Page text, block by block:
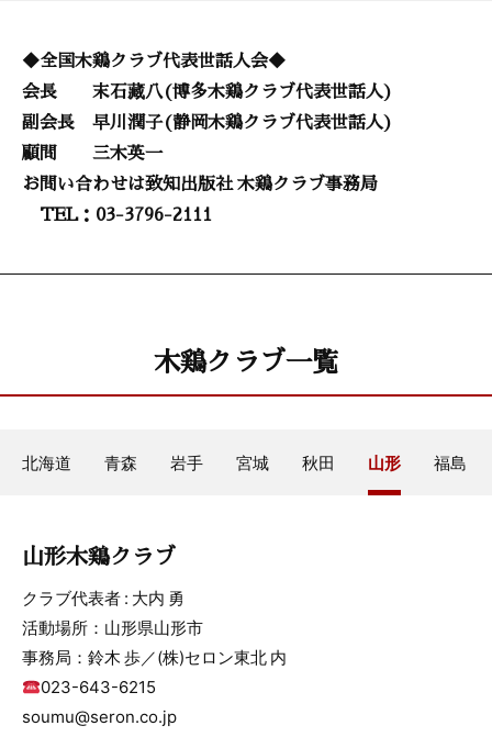
◆全国木鶏クラブ代表世話人会◆
会長 末石藏八(博多木鶏クラブ代表世話人)
副会長 早川潤子(静岡木鶏クラブ代表世話人)
顧問 三木英一
お問い合わせは致知出版社 木鶏クラブ事務局
TEL：03-3796-2111
木鶏クラブ一覧
北海道 青森 岩手 宮城 秋田 山形 福島
山形木鶏クラブ
クラブ代表者 : 大内 勇
活動場所：山形県山形市
事務局：鈴木 歩／(株)セロン東北 内
023-643-6215
soumu@seron.co.jp